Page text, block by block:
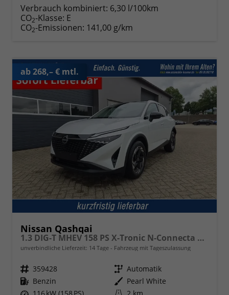
Verbrauch kombiniert: 6,30 l/100km
CO2-Klasse: E
CO2-Emissionen: 141,00 g/km
ab 268,– € mtl.
Nissan Qashqai
1.3 DIG-T MHEV 158 PS X-Tronic N-Connecta Teil-Leder PanoGlasdach Klimaautomatik Sitzheizung Lenkradheizung Navi ACC PDC v+h 360°Kamera DAB Bluetooth Touchscreen Apple CarPlay Android Auto 18"LM
unverbindliche Lieferzeit: 14 Tage Fahrzeug mit Tageszulassung
Fahrzeugnr. 359428 Getriebe Automatik
Kraftstoff Benzin Außenfarbe Pearl White
Leistung 116 kW (158 PS) Kilometerstand 2 km